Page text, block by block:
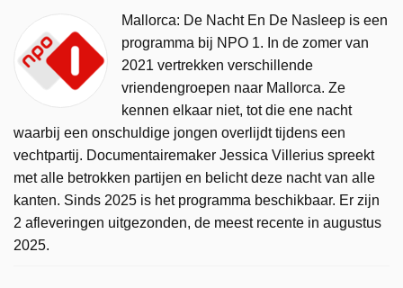
Mallorca: De Nacht En De Nasleep is een
programma bij NPO 1. In de zomer van
2021 vertrekken verschillende
vriendengroepen naar Mallorca. Ze
kennen elkaar niet, tot die ene nacht
waarbij een onschuldige jongen overlijdt tijdens een
vechtpartij. Documentairemaker Jessica Villerius spreekt
met alle betrokken partijen en belicht deze nacht van alle
kanten. Sinds 2025 is het programma beschikbaar. Er zijn
2 afleveringen uitgezonden, de meest recente in augustus
2025.